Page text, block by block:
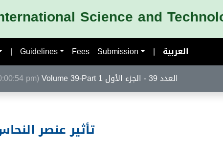
Science and
| Guidelines Fees Submission | العربية
pm)
Volume 39-Part 1 العدد 39 - الجزء الأول
تأثير عنصر